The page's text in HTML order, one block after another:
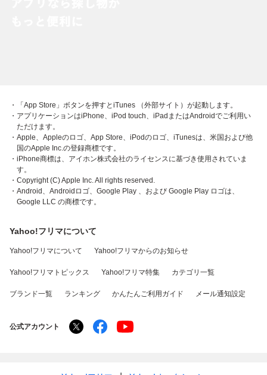
・「App Store」ボタンを押すとiTunes （外部サイト）が起動します。
・アプリケーションはiPhone、iPod touch、iPadまたはAndroidでご利用い
ただけます。
・Apple、Appleのロゴ、App Store、iPodのロゴ、iTunesは、米国および他
国のApple Inc.の登録商標です。
・iPhone商標は、アイホン株式会社のライセンスに基づき使用されていま
す。
・Copyright (C) Apple Inc. All rights reserved.
・Android、Androidロゴ、Google Play 、および Google Play ロゴは、
Google LLC の商標です。
Yahoo!フリマについて
Yahoo!フリマについて Yahoo!フリマからのお知らせ
Yahoo!フリマトピックス Yahoo!フリマ特集 カテゴリ一覧
ブランド一覧 ランキング かんたんご利用ガイド メール通知設定
公式アカウント